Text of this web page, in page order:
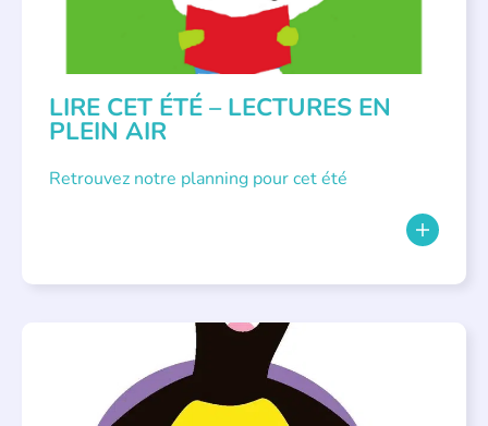
LIRE CET ÉTÉ – LECTURES EN
PLEIN AIR
Retrouvez notre planning pour cet été